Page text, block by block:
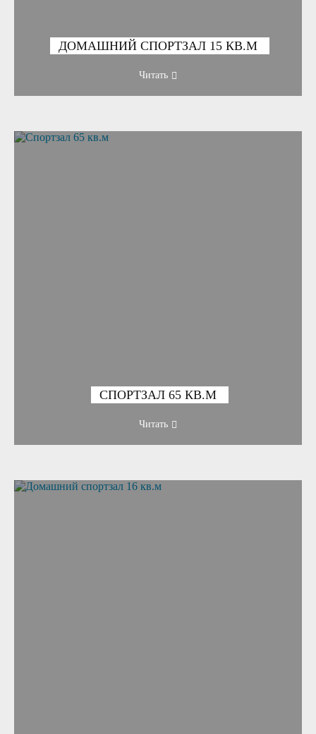
ДОМАШНИЙ СПОРТЗАЛ 15 КВ.М
Читать
СПОРТЗАЛ 65 КВ.М
Читать